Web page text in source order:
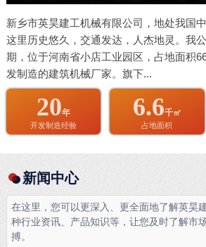
新乡市英昊建工机械有限公司，地处我国
这里历史悠久，交通发达，人杰地灵。我
期，位于河南省小店工业园区，占地面积
发制造的建筑机械厂家。旗下...
20年
开发制造经验
6.6千㎡
占地面积
新闻中心
在这里，您可以更深入、更全面地了解英昊
种行业资讯、产品知识等，让您及时了解市
搏。